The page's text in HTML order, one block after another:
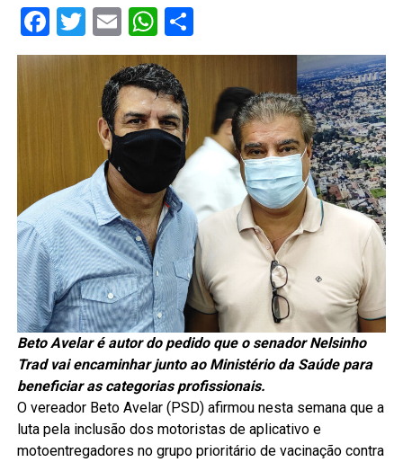
Facebook
Twitter
EmailWhatsApp
Share
Beto Avelar é autor do pedido que o senador Nelsinho
Trad vai encaminhar junto ao Ministério da Saúde para
beneficiar as categorias profissionais.
O vereador Beto Avelar (PSD) afirmou nesta semana que a
luta pela inclusão dos motoristas de aplicativo e
motoentregadores no grupo prioritário de vacinação contra